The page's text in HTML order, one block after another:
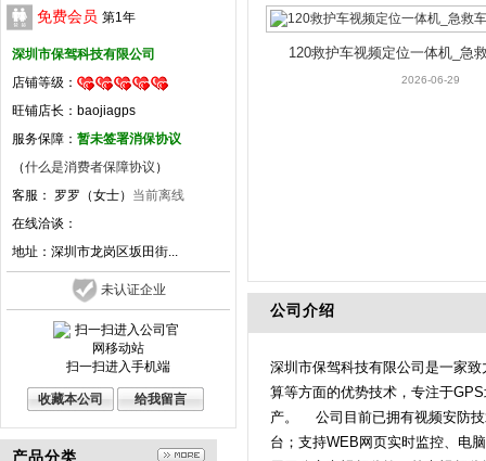
免费会员 第1 年
深圳市保驾科技有限公司
店铺等级：
旺铺店长：baojiagps
服务保障： 暂未签署消保协议
（什么是消费者保障协议 ）
客服： 罗罗（女士） 当前离线
在线洽谈：
地址： 深圳市龙岗区坂田街...
未认证企业
扫一扫进入手机端
收藏本公司 给我留言
产品分类
120救护车视频定位一体机_急
频终端
2026-06-29
公司介绍
深圳市保驾科技有限公司是一家
算等方面的优势技术，专注于
产。 公司目前已拥有视频安防技
台；支持WEB网页实时监控、电